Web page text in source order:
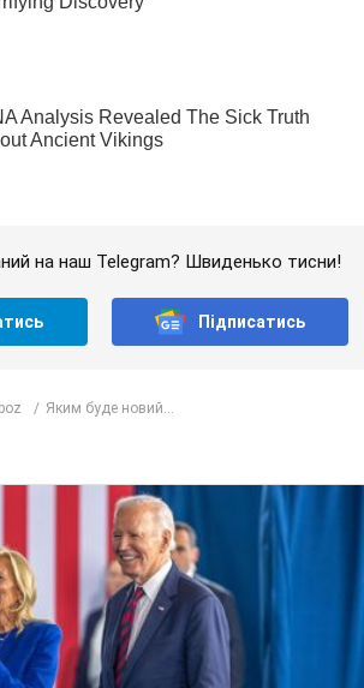
на наш Telegram? Швиденько тисни!
Підписатись
Яким буде новий...